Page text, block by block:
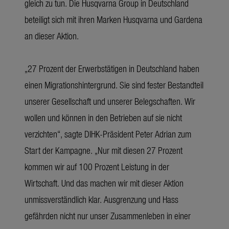
gleich zu tun. Die Husqvarna Group in Deutschland
beteiligt sich mit ihren Marken Husqvarna und Gardena
an dieser Aktion.
„27 Prozent der Erwerbstätigen in Deutschland haben
einen Migrationshintergrund. Sie sind fester Bestandteil
unserer Gesellschaft und unserer Belegschaften. Wir
wollen und können in den Betrieben auf sie nicht
verzichten“, sagte DIHK-Präsident Peter Adrian zum
Start der Kampagne. „Nur mit diesen 27 Prozent
kommen wir auf 100 Prozent Leistung in der
Wirtschaft. Und das machen wir mit dieser Aktion
unmissverständlich klar. Ausgrenzung und Hass
gefährden nicht nur unser Zusammenleben in einer